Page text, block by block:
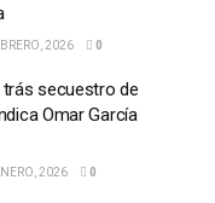
2026 0
trás secuestro de
Omar García
2026 0